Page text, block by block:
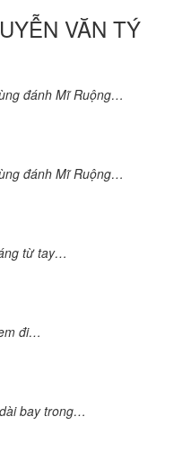
VĂN TÝ
đánh Mĩ Ruộng…
đánh Mĩ Ruộng…
từ tay…
đi…
bay trong…